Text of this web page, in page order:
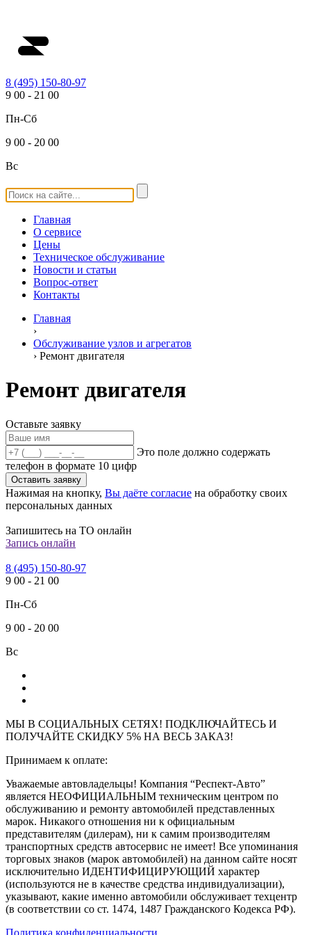
8 (495) 150-80-97
9 00 - 21 00
Пн-Сб
9 00 - 20 00
Вс
Главная
О сервисе
Цены
Техническое обслуживание
Новости и статьи
Вопрос-ответ
Контакты
Главная
›
Обслуживание узлов и агрегатов
› Ремонт двигателя
Ремонт двигателя
Оставьте заявку
Это поле должно содержать
телефон в формате 10 цифр
Оставить заявку
Нажимая на кнопку, Вы даёте согласие на обработку своих
персональных данных
Запишитесь на ТО онлайн
Запись онлайн
8 (495) 150-80-97
9 00 - 21 00
Пн-Сб
9 00 - 20 00
Вс
МЫ В СОЦИАЛЬНЫХ СЕТЯХ! ПОДКЛЮЧАЙТЕСЬ И
ПОЛУЧАЙТЕ СКИДКУ 5% НА ВЕСЬ ЗАКАЗ!
Принимаем к оплате:
Уважаемые автовладельцы! Компания “Респект-Авто”
является НЕОФИЦИАЛЬНЫМ техническим центром по
обслуживанию и ремонту автомобилей представленных
марок. Никакого отношения ни к официальным
представителям (дилерам), ни к самим производителям
транспортных средств автосервис не имеет! Все упоминания
торговых знаков (марок автомобилей) на данном сайте носят
исключительно ИДЕНТИФИЦИРУЮЩИЙ характер
(используются не в качестве средства индивидуализации),
указывают, какие именно автомобили обслуживает техцентр
(в соответствии со ст. 1474, 1487 Гражданского Кодекса РФ).
Политика конфиденциальности